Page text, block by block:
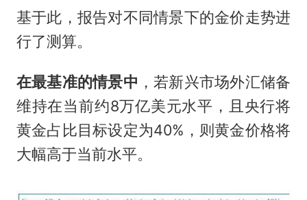
基于此，报告对不同情景下的金价走势进
行了测算。
在最基准的情景中 ，若新兴市场外汇储备
维持在当前约8万亿美元水平，且央行将
黄金占比目标设定为40%，则黄金价格将
大幅高于当前水平。